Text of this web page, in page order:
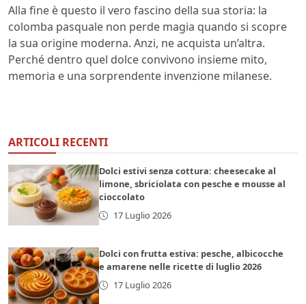
Alla fine è questo il vero fascino della sua storia: la
colomba pasquale non perde magia quando si scopre
la sua origine moderna. Anzi, ne acquista un’altra.
Perché dentro quel dolce convivono insieme mito,
memoria e una sorprendente invenzione milanese.
ARTICOLI RECENTI
Dolci estivi senza cottura: cheesecake al
limone, sbriciolata con pesche e mousse al
cioccolato
17 Luglio 2026
Dolci con frutta estiva: pesche, albicocche
e amarene nelle ricette di luglio 2026
17 Luglio 2026